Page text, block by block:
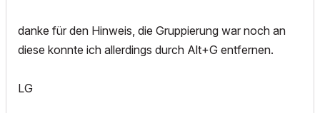
danke für den Hinweis, die Gruppierung war noch an
diese konnte ich allerdings durch Alt+G entfernen.
LG